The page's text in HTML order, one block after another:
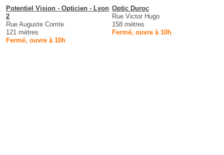
Potentiel Vision - Opticien - Lyon
2
Rue Auguste Comte
121 mètres
Fermé, ouvre à 10h
Optic Duroc
Rue Victor Hugo
158 mètres
Fermé, ouvre à 10h